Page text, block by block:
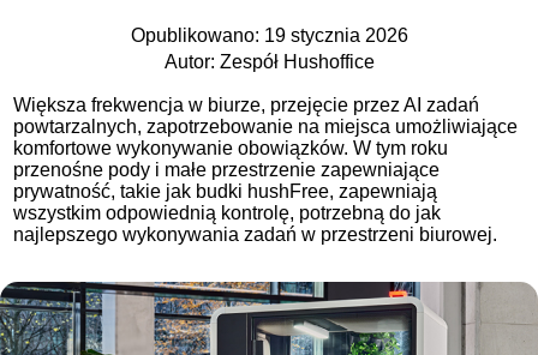
Opublikowano: 19 stycznia 2026
Autor: Zespół Hushoffice
Większa frekwencja w biurze, przejęcie przez AI zadań
powtarzalnych, zapotrzebowanie na miejsca umożliwiające
komfortowe wykonywanie obowiązków. W tym roku
przenośne pody i małe przestrzenie zapewniające
prywatność, takie jak budki hushFree, zapewniają
wszystkim odpowiednią kontrolę, potrzebną do jak
najlepszego wykonywania zadań w przestrzeni biurowej.